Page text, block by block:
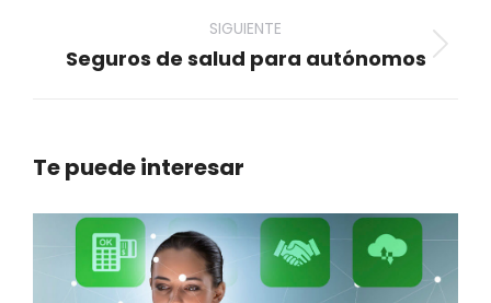
SIGUIENTE
Proyecto
Seguros de salud para autónomos
Te puede interesar